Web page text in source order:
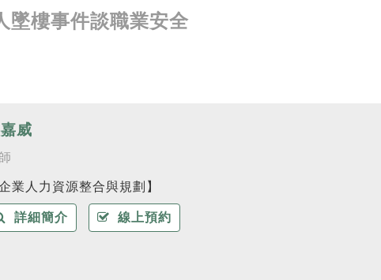
墜樓事件談職業安全
威
企業人力資源整合與規劃】
詳細簡介 線上預約